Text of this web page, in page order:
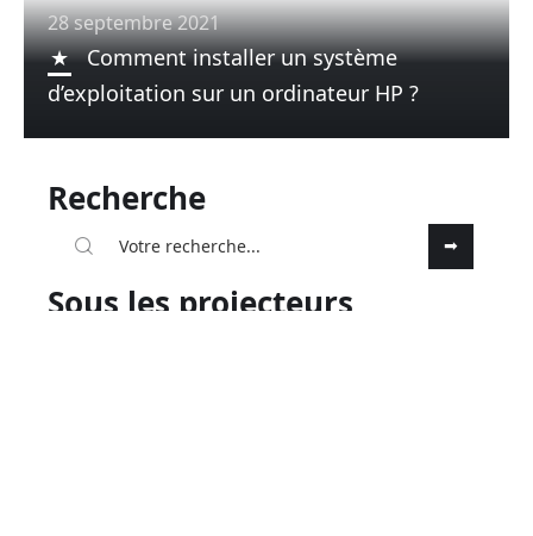
28 septembre 2021
Comment installer un système
d’exploitation sur un ordinateur HP ?
Recherche
Sous les projecteurs